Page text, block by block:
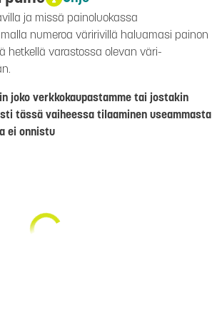
ja missä painoluokassa
numeroa väririvillä haluamasi painon
hetkellä varastossa olevan väri-
joko verkkokaupastamme tai jostakin
tässä vaiheessa tilaaminen useammasta
ei onnistu